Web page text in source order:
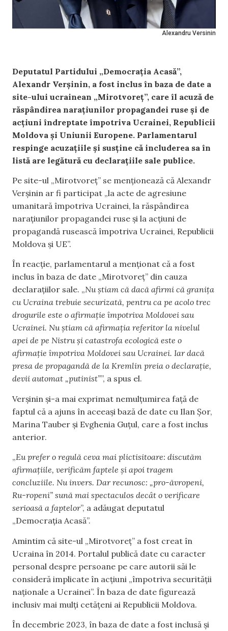
Alexandru Versinin
Deputatul Partidului „Democrația Acasă”,
Alexandr Verșinin, a fost inclus în baza de date a
site-ului ucrainean „Mirotvoreț”, care îl acuză de
răspândirea narațiunilor propagandei ruse și de
acțiuni îndreptate împotriva Ucrainei, Republicii
Moldova și Uniunii Europene. Parlamentarul
respinge acuzațiile și susține că includerea sa în
listă are legătură cu declarațiile sale publice.
Pe site-ul „Mirotvoreț” se menționează că Alexandr
Verșinin ar fi participat „la acte de agresiune
umanitară împotriva Ucrainei, la răspândirea
narațiunilor propagandei ruse și la acțiuni de
propagandă rusească împotriva Ucrainei, Republicii
Moldova și UE”.
În reacție, parlamentarul a menționat că a fost
inclus în baza de date „Mirotvoreț” din cauza
declarațiilor sale. „Nu știam că dacă afirmi că granița
cu Ucraina trebuie securizată, pentru ca pe acolo trec
drogurile este o afirmație împotriva Moldovei sau
Ucrainei. Nu știam că afirmația referitor la nivelul
apei de pe Nistru și catastrofa ecologică este o
afirmație împotriva Moldovei sau Ucrainei. Iar dacă
presa de propagandă de la Kremlin preia o declarație,
devii automat „putinist””, a spus el.
Verșinin și-a mai exprimat nemulțumirea față de
faptul că a ajuns în aceeași bază de date cu Ilan Șor,
Marina Tauber și Evghenia Guțul, care a fost inclus
anterior.
„Eu prefer o regulă ceva mai plictisitoare: discutăm
afirmațiile, verificăm faptele și apoi tragem
concluziile. Nu invers. Dar recunosc: „pro-ăvropeni,
Ru-ropeni” sună mai spectaculos decât o verificare
serioasă a faptelor”, a adăugat deputatul
„Democrația Acasă”.
Amintim că site-ul „Mirotvoreț” a fost creat în
Ucraina în 2014. Portalul publică date cu caracter
personal despre persoane pe care autorii săi le
consideră implicate în acțiuni „împotriva securității
naționale a Ucrainei”. În baza de date figurează
inclusiv mai mulți cetățeni ai Republicii Moldova.
În decembrie 2023, în baza de date a fost inclusă și